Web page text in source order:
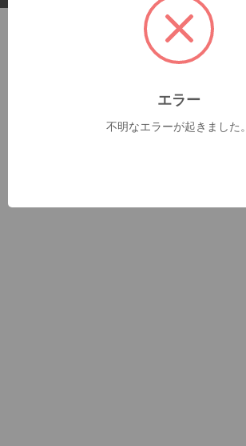
エラー
不明なエラーが起きました。